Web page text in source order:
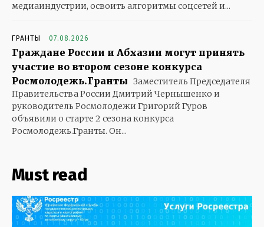
медиаиндустрии, освоить алгоритмы соцсетей и...
ГРАНТЫ 07.08.2026
Граждане России и Абхазии могут принять
участие во втором сезоне конкурса
Росмолодежь.Гранты Заместитель Председателя
Правительства России Дмитрий Чернышенко и
руководитель Росмолодежи Григорий Гуров
объявили о старте 2 сезона конкурса
Росмолодежь.Гранты. Он...
Must read